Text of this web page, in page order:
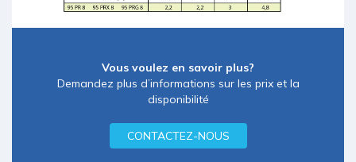
Vous voulez en savoir plus?
Demandez plus d’informations sur les prix et la
disponibilité
CONTACTEZ-NOUS